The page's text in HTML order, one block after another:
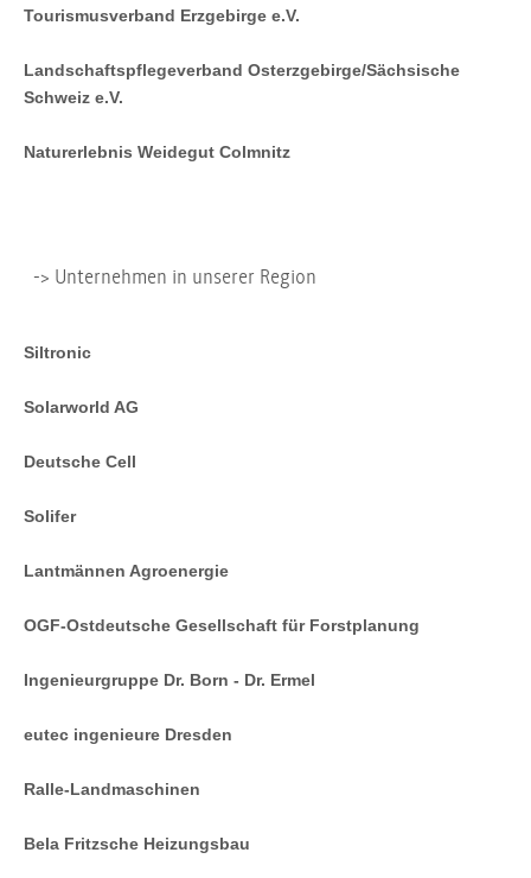
Tourismusverband Erzgebirge e.V.
Landschaftspflegeverband Osterzgebirge/Sächsische
Schweiz e.V.
Naturerlebnis Weidegut Colmnitz
-> Unternehmen in unserer Region
Siltronic
Solarworld AG
Deutsche Cell
Solifer
Lantmännen Agroenergie
OGF-Ostdeutsche Gesellschaft für Forstplanung
Ingenieurgruppe Dr. Born - Dr. Ermel
eutec ingenieure Dresden
Ralle-Landmaschinen
Bela Fritzsche Heizungsbau